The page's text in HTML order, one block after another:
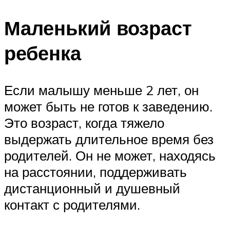
Маленький возраст
ребенка
Если малышу меньше 2 лет, он
может быть не готов к заведению.
Это возраст, когда тяжело
выдержать длительное время без
родителей. Он не может, находясь
на расстоянии, поддерживать
дистанционный и душевный
контакт с родителями.